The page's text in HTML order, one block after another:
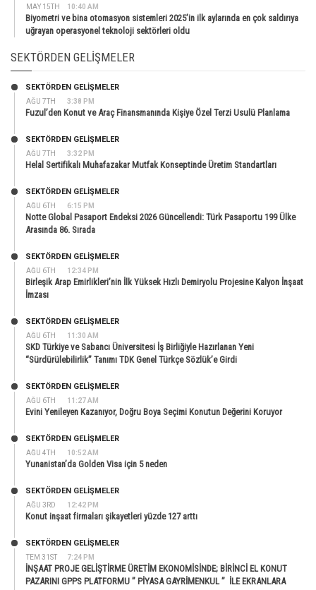
MAY 15TH 10:40 AM
Biyometri ve bina otomasyon sistemleri 2025’in ilk aylarında en çok saldırıya
uğrayan operasyonel teknoloji sektörleri oldu
SEKTÖRDEN GELIŞMELER
AĞU 7TH 3:38 PM
SEKTÖRDEN GELIŞMELER
Fuzul’den Konut ve Araç Finansmanında Kişiye Özel Terzi Usulü Planlama
AĞU 7TH 3:32 PM
SEKTÖRDEN GELIŞMELER
Helal Sertifikalı Muhafazakar Mutfak Konseptinde Üretim Standartları
AĞU 6TH 6:15 PM
SEKTÖRDEN GELIŞMELER
Notte Global Pasaport Endeksi 2026 Güncellendi: Türk Pasaportu 199 Ülke
Arasında 86. Sırada
AĞU 6TH 12:34 PM
SEKTÖRDEN GELIŞMELER
Birleşik Arap Emirlikleri’nin İlk Yüksek Hızlı Demiryolu Projesine Kalyon İnşaat
İmzası
AĞU 6TH 11:30 AM
SEKTÖRDEN GELIŞMELER
SKD Türkiye ve Sabancı Üniversitesi İş Birliğiyle Hazırlanan Yeni
“Sürdürülebilirlik” Tanımı TDK Genel Türkçe Sözlük’e Girdi
AĞU 6TH 11:27 AM
SEKTÖRDEN GELIŞMELER
Evini Yenileyen Kazanıyor, Doğru Boya Seçimi Konutun Değerini Koruyor
AĞU 4TH 10:52 AM
SEKTÖRDEN GELIŞMELER
Yunanistan’da Golden Visa için 5 neden
AĞU 3RD 12:42 PM
SEKTÖRDEN GELIŞMELER
Konut inşaat firmaları şikayetleri yüzde 127 arttı
TEM 31ST 7:24 PM
SEKTÖRDEN GELIŞMELER
İNŞAAT PROJE GELİŞTİRME ÜRETİM EKONOMİSİNDE; BİRİNCİ EL KONUT
PAZARINI GPPS PLATFORMU ” PİYASA GAYRİMENKUL ” İLE EKRANLARA